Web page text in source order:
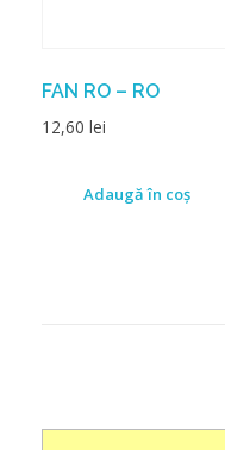
FAN RO – RO
12,60 lei
Adaugă în coș